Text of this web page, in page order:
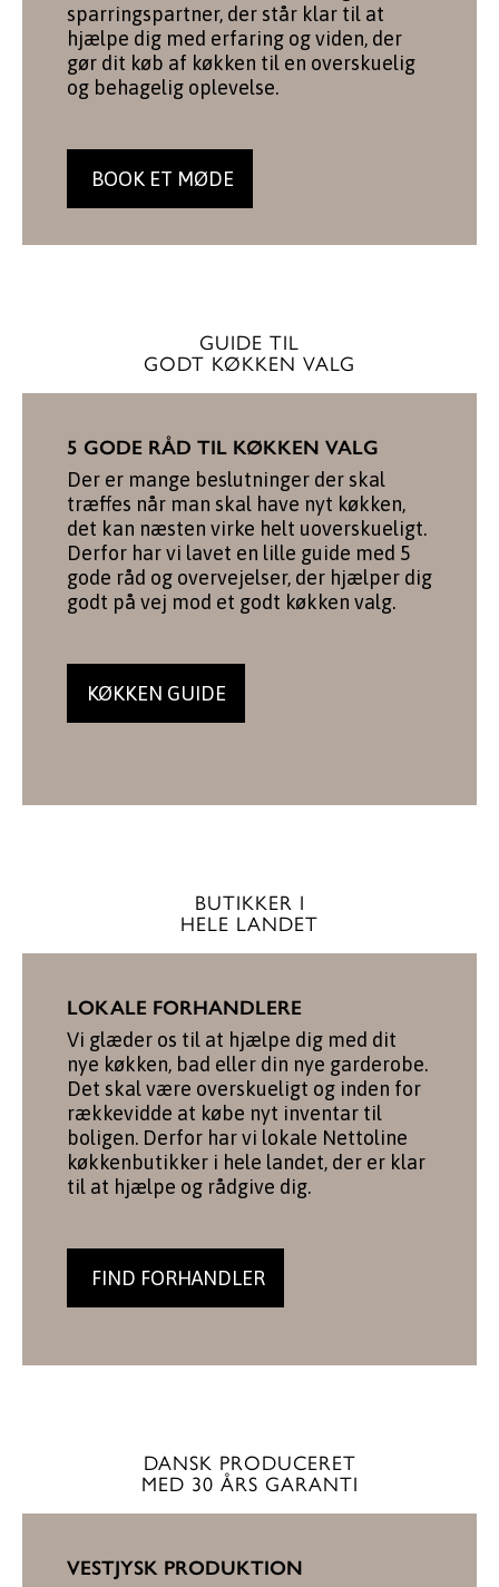
sparringspartner, der står klar til at
hjælpe dig med erfaring og viden, der
gør dit køb af køkken til en overskuelig
og behagelig oplevelse.
BOOK ET MØDE
GUIDE TIL
GODT KØKKEN VALG
5 GODE RÅD TIL KØKKEN VALG
Der er mange beslutninger der skal
træffes når man skal have nyt køkken,
det kan næsten virke helt uoverskueligt.
Derfor har vi lavet en lille guide med 5
gode råd og overvejelser, der hjælper dig
godt på vej mod et godt køkken valg.
KØKKEN GUIDE
BUTIKKER I
HELE LANDET
LOKALE FORHANDLERE
Vi glæder os til at hjælpe dig med dit
nye køkken, bad eller din nye garderobe.
Det skal være overskueligt og inden for
rækkevidde at købe nyt inventar til
boligen. Derfor har vi lokale Nettoline
køkkenbutikker i hele landet, der er klar
til at hjælpe og rådgive dig.
FIND FORHANDLER
DANSK PRODUCERET
MED 30 ÅRS GARANTI
VESTJYSK PRODUKTION